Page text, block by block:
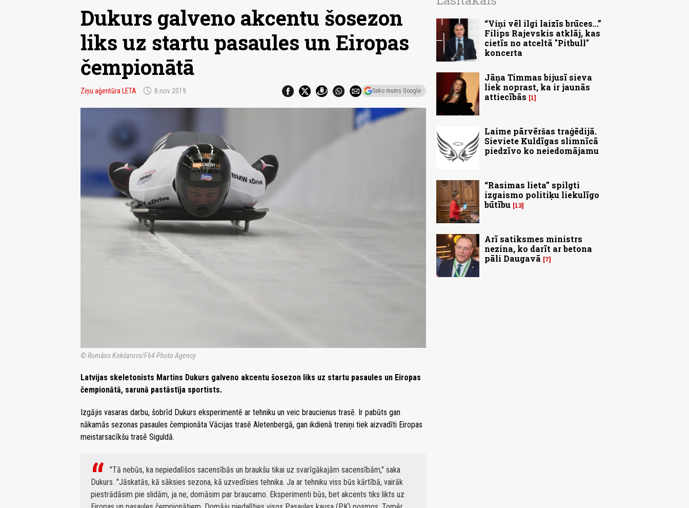
Dukurs galveno akcentu šosezon
liks uz startu pasaules un Eiropas
čempionātā
Ziņu aģentūra LETA schedule 8.nov 2019 Seko mums Google
© Romāns Kokšarovs/F64 Photo Agency
Latvijas skeletonists Martins Dukurs galveno akcentu šosezon liks uz startu pasaules un Eiropas
čempionātā, sarunā pastāstīja sportists.
Izgājis vasaras darbu, šobrīd Dukurs eksperimentē ar tehniku un veic braucienus trasē. Ir pabūts gan
nākamās sezonas pasaules čempionāta Vācijas trasē Aletenbergā, gan ikdienā treniņi tiek aizvadīti Eiropas
meistarsacīkšu trasē Siguldā.
"Tā nebūs, ka nepiedalīšos sacensībās un braukšu tikai uz svarīgākajām sacensībām," saka
Dukurs. "Jāskatās, kā sāksies sezona, kā uzvedīsies tehnika. Ja ar tehniku viss būs kārtībā, vairāk
piestrādāsim pie slidām, ja ne, domāsim par braucamo. Eksperimenti būs, bet akcents tiks likts uz
“Viņi vēl ilgi laizīs brūces...”
Filips Rajevskis atklāj, kas
cietīs no atceltā "Pitbull"
koncerta
Jāņa Timmas bijusī sieva
liek noprast, ka ir jaunās
attiecībās
1
Laime pārvēršas traģēdijā.
Sieviete Kuldīgas slimnīcā
piedzīvo ko neiedomājamu
“Rasimas lieta” spilgti
izgaismo politiķu liekulīgo
būtību 13
Arī satiksmes ministrs
nezina, ko darīt ar betona
pāli Daugavā
7